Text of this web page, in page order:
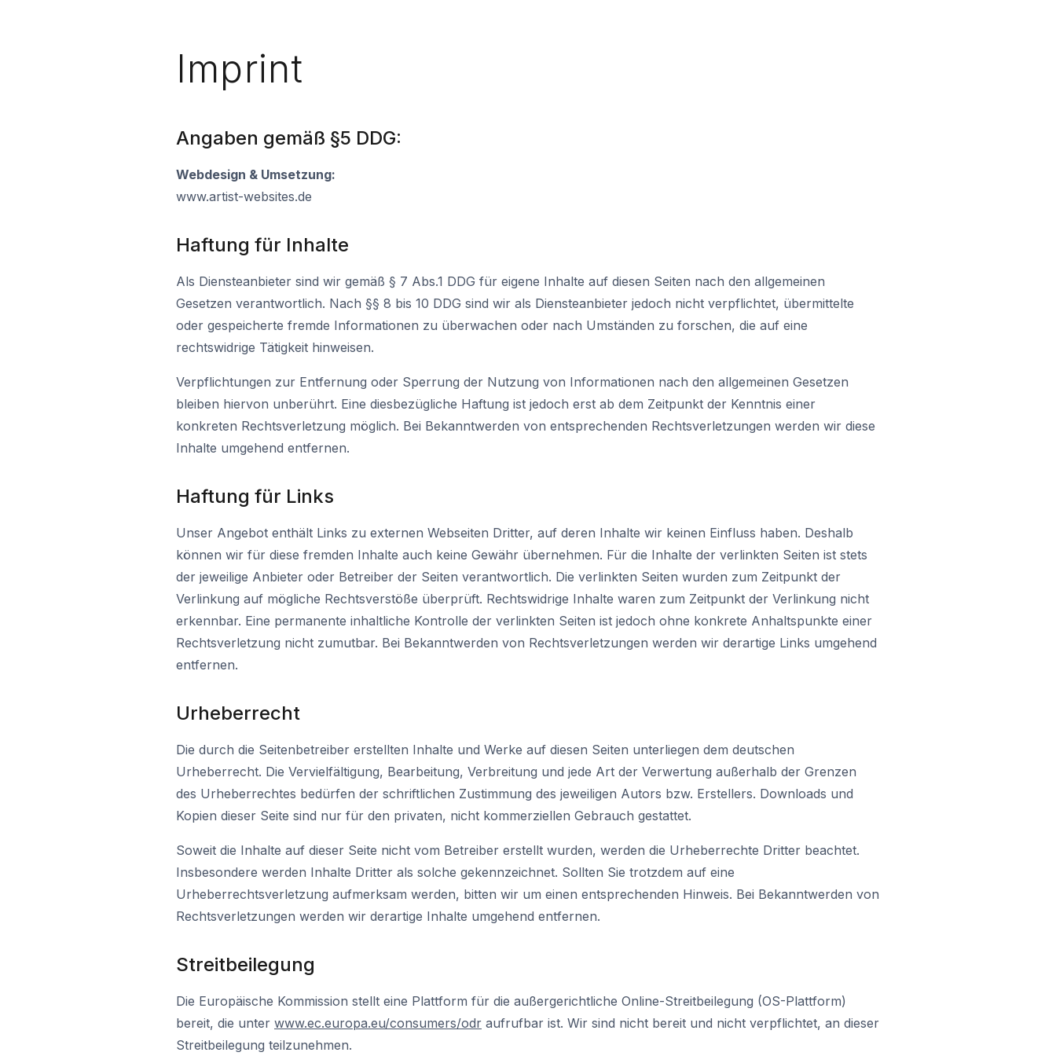
Imprint
Angaben gemäß §5 DDG:
Webdesign & Umsetzung:
www.artist-websites.de
Haftung für Inhalte
Als Diensteanbieter sind wir gemäß § 7 Abs.1 DDG für eigene Inhalte auf diesen Seiten nach den allgemeinen
Gesetzen verantwortlich. Nach §§ 8 bis 10 DDG sind wir als Diensteanbieter jedoch nicht verpflichtet, übermittelte
oder gespeicherte fremde Informationen zu überwachen oder nach Umständen zu forschen, die auf eine
rechtswidrige Tätigkeit hinweisen.
Verpflichtungen zur Entfernung oder Sperrung der Nutzung von Informationen nach den allgemeinen Gesetzen
bleiben hiervon unberührt. Eine diesbezügliche Haftung ist jedoch erst ab dem Zeitpunkt der Kenntnis einer
konkreten Rechtsverletzung möglich. Bei Bekanntwerden von entsprechenden Rechtsverletzungen werden wir diese
Inhalte umgehend entfernen.
Haftung für Links
Unser Angebot enthält Links zu externen Webseiten Dritter, auf deren Inhalte wir keinen Einfluss haben. Deshalb
können wir für diese fremden Inhalte auch keine Gewähr übernehmen. Für die Inhalte der verlinkten Seiten ist stets
der jeweilige Anbieter oder Betreiber der Seiten verantwortlich. Die verlinkten Seiten wurden zum Zeitpunkt der
Verlinkung auf mögliche Rechtsverstöße überprüft. Rechtswidrige Inhalte waren zum Zeitpunkt der Verlinkung nicht
erkennbar. Eine permanente inhaltliche Kontrolle der verlinkten Seiten ist jedoch ohne konkrete Anhaltspunkte einer
Rechtsverletzung nicht zumutbar. Bei Bekanntwerden von Rechtsverletzungen werden wir derartige Links umgehend
entfernen.
Urheberrecht
Die durch die Seitenbetreiber erstellten Inhalte und Werke auf diesen Seiten unterliegen dem deutschen
Urheberrecht. Die Vervielfältigung, Bearbeitung, Verbreitung und jede Art der Verwertung außerhalb der Grenzen
des Urheberrechtes bedürfen der schriftlichen Zustimmung des jeweiligen Autors bzw. Erstellers. Downloads und
Kopien dieser Seite sind nur für den privaten, nicht kommerziellen Gebrauch gestattet.
Soweit die Inhalte auf dieser Seite nicht vom Betreiber erstellt wurden, werden die Urheberrechte Dritter beachtet.
Insbesondere werden Inhalte Dritter als solche gekennzeichnet. Sollten Sie trotzdem auf eine
Urheberrechtsverletzung aufmerksam werden, bitten wir um einen entsprechenden Hinweis. Bei Bekanntwerden von
Rechtsverletzungen werden wir derartige Inhalte umgehend entfernen.
Streitbeilegung
Die Europäische Kommission stellt eine Plattform für die außergerichtliche Online-Streitbeilegung (OS-Plattform)
bereit, die unter www.ec.europa.eu/consumers/odr aufrufbar ist. Wir sind nicht bereit und nicht verpflichtet, an dieser
Streitbeilegung teilzunehmen.